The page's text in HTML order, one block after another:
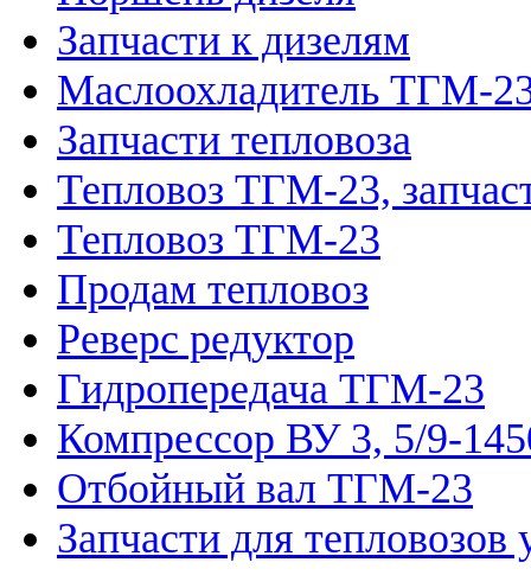
Запчасти к дизелям
Маслоохладитель ТГМ-
Запчасти тепловоза
Тепловоз ТГМ-23,
Тепловоз ТГМ-23
Продам тепловоз
Реверс редуктор
Гидропередача ТГМ-23
Компрессор ВУ 3, 5/9-
Отбойный вал ТГМ-23
Запчасти для